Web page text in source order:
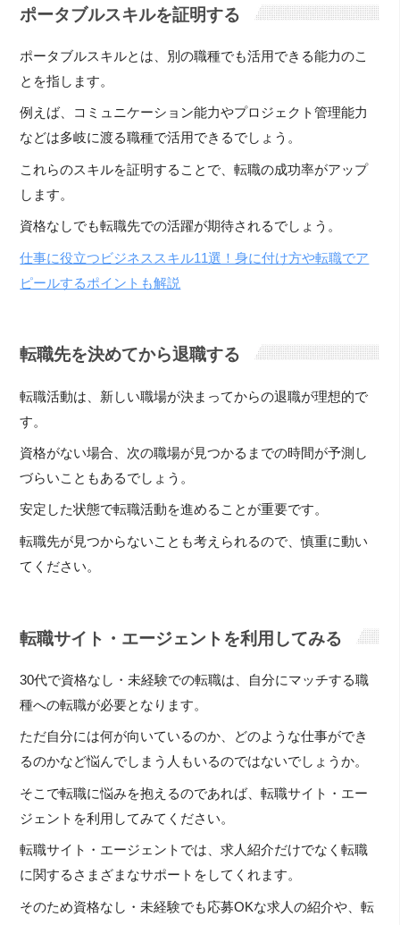
ポータブルスキルを証明する
ポータブルスキルとは、別の職種でも活用できる能力のこ
とを指します。
例えば、コミュニケーション能力やプロジェクト管理能力
などは多岐に渡る職種で活用できるでしょう。
これらのスキルを証明することで、転職の成功率がアップ
します。
資格なしでも転職先での活躍が期待されるでしょう。
仕事に役立つビジネススキル11選！身に付け方や転職でア
ピールするポイントも解説
転職先を決めてから退職する
転職活動は、新しい職場が決まってからの退職が理想的で
す。
資格がない場合、次の職場が見つかるまでの時間が予測し
づらいこともあるでしょう。
安定した状態で転職活動を進めることが重要です。
転職先が見つからないことも考えられるので、慎重に動い
てください。
転職サイト・エージェントを利用してみる
30代で資格なし・未経験での転職は、自分にマッチする職
種への転職が必要となります。
ただ自分には何が向いているのか、どのような仕事ができ
るのかなど悩んでしまう人もいるのではないでしょうか。
そこで転職に悩みを抱えるのであれば、転職サイト・エー
ジェントを利用してみてください。
転職サイト・エージェントでは、求人紹介だけでなく転職
に関するさまざまなサポートをしてくれます。
そのため資格なし・未経験でも応募OKな求人の紹介や、転